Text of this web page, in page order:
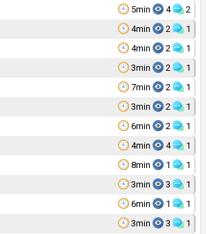
5min
4 2
4min
2 1
4min
2 1
3min
2 1
7min
2 1
3min
2 1
6min
2 1
4min
4 1
8min
1 1
3min
3 1
6min
1 1
3min
3 1